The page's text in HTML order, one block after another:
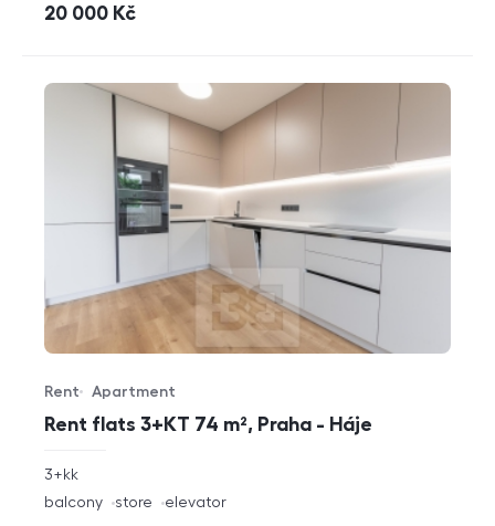
cena
20 000 Kč
Rent flats 3+KT 74 m², Praha - Háje
Offer type
Rent
Property type
Apartment
rozměry
3+kk
funkce
balcony store elevator